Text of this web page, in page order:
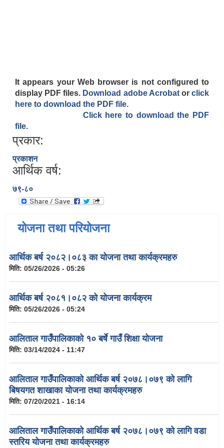
It appears your Web browser is not configured to
display PDF files. Download adobe Acrobat orclick
here to download the PDF file.
Click here to download the PDF
file.
प्रकार:
प्रकाशन
आर्थिक वर्ष:
७९-८०
योजना तथा परियोजना
आर्थिक बर्ष २०८२।०८३ का योजना तथा कार्यक्रमहरु
मिति: 05/26/2026 - 05:26
आर्थिक बर्ष २०८१।०८२ को योजना कार्यक्रम
मिति: 05/26/2026 - 05:24
आलिताल गाउँपालिकाको १० बर्षे गाउँ शिक्षा योजना
मिति: 03/14/2024 - 11:47
आलिताल गाउँपालिकाको आर्थिक बर्ष २०७८।०७९ को लागि
बिषयगत शाखाका योजना तथा कार्यक्रमहरु
मिति: 07/20/2021 - 16:14
आलिताल गाउँपालिकाको आर्थिक बर्ष २०७८।०७९ को लागि वडा
स्तरिय योजना तथा कार्यक्रमहरु